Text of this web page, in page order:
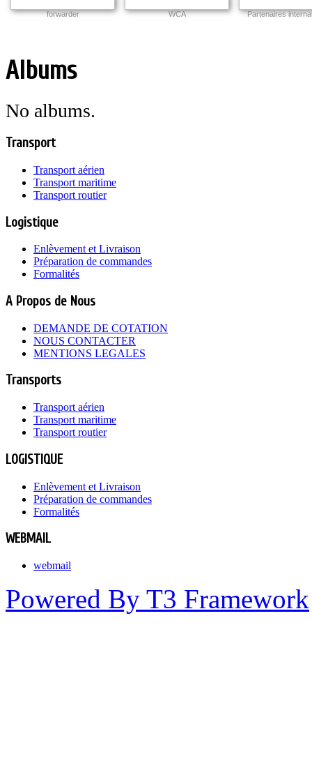
forwarder WCA Partenaires
Albums
No albums.
Transport
Transport aérien
Transport maritime
Transport routier
Logistique
Enlèvement et Livraison
Préparation de commandes
Formalités
A Propos de Nous
DEMANDE DE COTATION
NOUS CONTACTER
MENTIONS LEGALES
Transports
Transport aérien
Transport maritime
Transport routier
LOGISTIQUE
Enlèvement et Livraison
Préparation de commandes
Formalités
WEBMAIL
webmail
Powered By T3 Framework